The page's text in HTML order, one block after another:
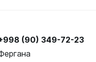
(90) 349-72-23